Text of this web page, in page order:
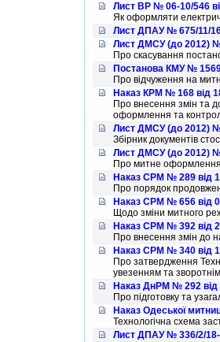
Лист ВР № 06-10/546
Як оформляти
Лист ДПАУ № 675/11/
Лист ДМСУ (до 2012)
Про скасування
Постанова КМУ №
Про вiдчуження на
Наказ КРМ № 168 від
Про внесення змiн та
оформлення та
Лист ДМСУ (до 2012) №
Збiрник документiв
Лист ДМСУ (до 2012)
Про митне оформлення
Наказ СРМ № 289 від
Про порядок
Наказ СРМ № 656 від
Щодо змiни митного
Наказ СРМ № 392 від
Про внесення змiн до
Наказ СРМ № 340 від
Про затвердження
увезенням та
Наказ ДнРМ № 292 від
Про пiдготовку та
Наказ Одеської
Технологiчна схема
Лист ДПАУ № 336/2/18-